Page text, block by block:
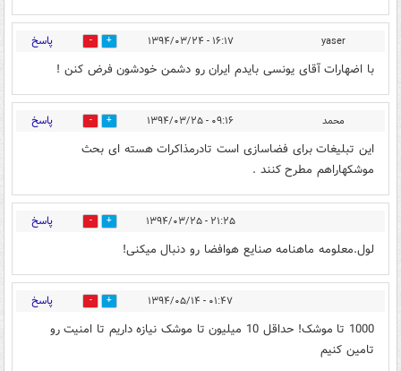
yaser ۱۶:۱۷ - ۱۳۹۴/۰۳/۲۴ 0 پاسخ
با اضهارات آقای یونسی بایدم ایران رو دشمن خودشون فرض کنن !
محمد ۰۹:۱۶ - ۱۳۹۴/۰۳/۲۵ 0 پاسخ
این تبلیغات برای فضاسازی است تادرمذاکرات هسته ای بحث
موشکهاراهم مطرح کنند .
۲۱:۲۵ - ۱۳۹۴/۰۳/۲۵ 0 پاسخ
لول.معلومه ماهنامه صنایع هوافضا رو دنبال میکنی!
۰۱:۴۷ - ۱۳۹۴/۰۵/۱۴ 2 پاسخ
1000 تا موشک! حداقل 10 میلیون تا موشک نیازه داریم تا امنیت رو
تامین کنیم